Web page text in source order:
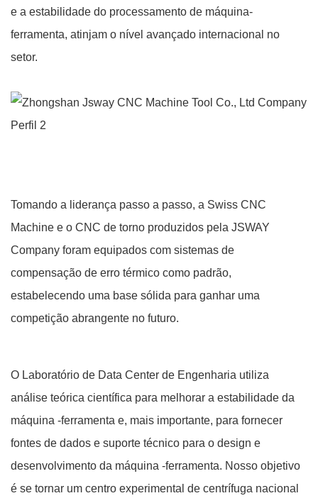
e a estabilidade do processamento de máquina-
ferramenta, atinjam o nível avançado internacional no
setor.
Tomando a liderança passo a passo, a Swiss CNC
Machine e o CNC de torno produzidos pela JSWAY
Company foram equipados com sistemas de
compensação de erro térmico como padrão,
estabelecendo uma base sólida para ganhar uma
competição abrangente no futuro.
O Laboratório de Data Center de Engenharia utiliza
análise teórica científica para melhorar a estabilidade da
máquina -ferramenta e, mais importante, para fornecer
fontes de dados e suporte técnico para o design e
desenvolvimento da máquina -ferramenta. Nosso objetivo
é se tornar um centro experimental de centrífuga nacional